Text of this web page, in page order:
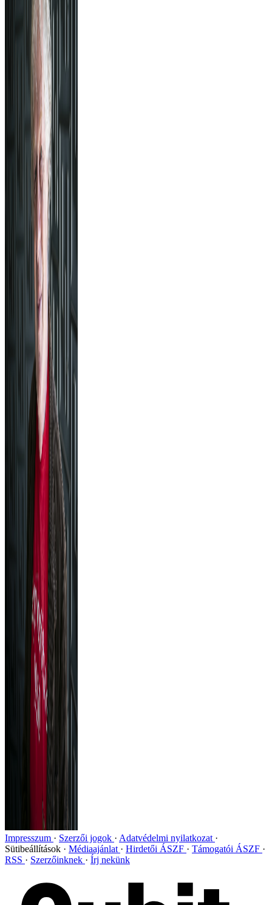
Impresszum Szerzői jogok
Adatvédelmi nyilatkozat
Sütibeállítások
Médiaajánlat Hirdetői ÁSZF
Támogatói ÁSZF
RSS
Szerzőinknek Írj nekünk